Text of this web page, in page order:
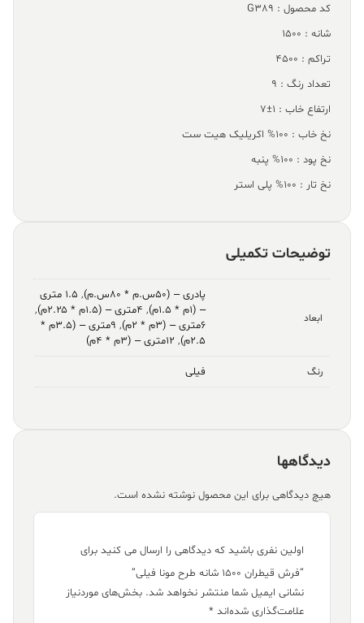
کد محصول : G389
شانه : 1500
تراکم : 4500
تعداد رنگ : 9
ارتفاع خاب : 1±7
نخ خاب : 100% اکریلیک هیت ست
نخ پود : 100% پنبه
نخ تار : 100% پلی استر
توضیحات تکمیلی
ابعاد
پادری – (۵۰س.م * ۸۰س.م) ,
۱.۵ متری
– (۱م * ۱.۵م)
, ۴متری – (۱.۵م * ۲.۲۵م)
,
۶متری – (۳م * ۲م)
,
۹متری – (۳.۵م *
۲.۵م)
, ۱۲متری – (۳م * ۴م)
رنگ فیلی
دیدگاهها
هیچ دیدگاهی برای این محصول نوشته نشده است.
اولین نفری باشید که دیدگاهی را ارسال می کنید برای
“فرش قیطران ۱۵۰۰ شانه طرح مونا فیلی”
نشانی ایمیل شما منتشر نخواهد شد. بخش‌های موردنیاز
علامت‌گذاری شده‌اند *